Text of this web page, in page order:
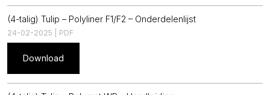
(4-talig) Tulip – Polyliner F1/F2 – Onderdelenlijst
24-02-2025 | PDF
Download